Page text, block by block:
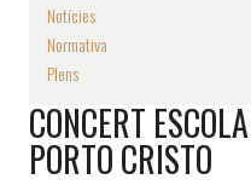
Notícies
Normativa
Plens
CONCERT
PORTO CRISTO